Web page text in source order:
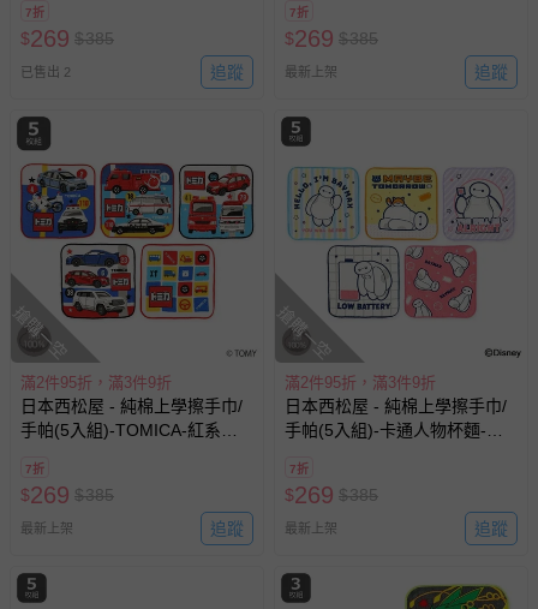
7折
$269 $385
已售出 2 追蹤
7折
$269 $385
最新上架 追蹤
搶購一空
滿2件95折，滿3件9折
日本西松屋 - 純棉上學擦手巾/
手帕(5入組)-TOMICA-紅系
7折
$269 $385
最新上架 追蹤
搶購一空
滿2件95折，滿3件9折
日本西松屋 - 純棉上學擦手巾/
手帕(5入組)-卡通人物杯麵-粉
7折
$269 $385
最新上架 追蹤